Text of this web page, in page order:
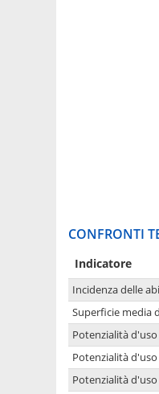
CONFRONTI
Indicatore
Incidenza delle
Superficie media
Potenzialità
Potenzialità
Potenzialità